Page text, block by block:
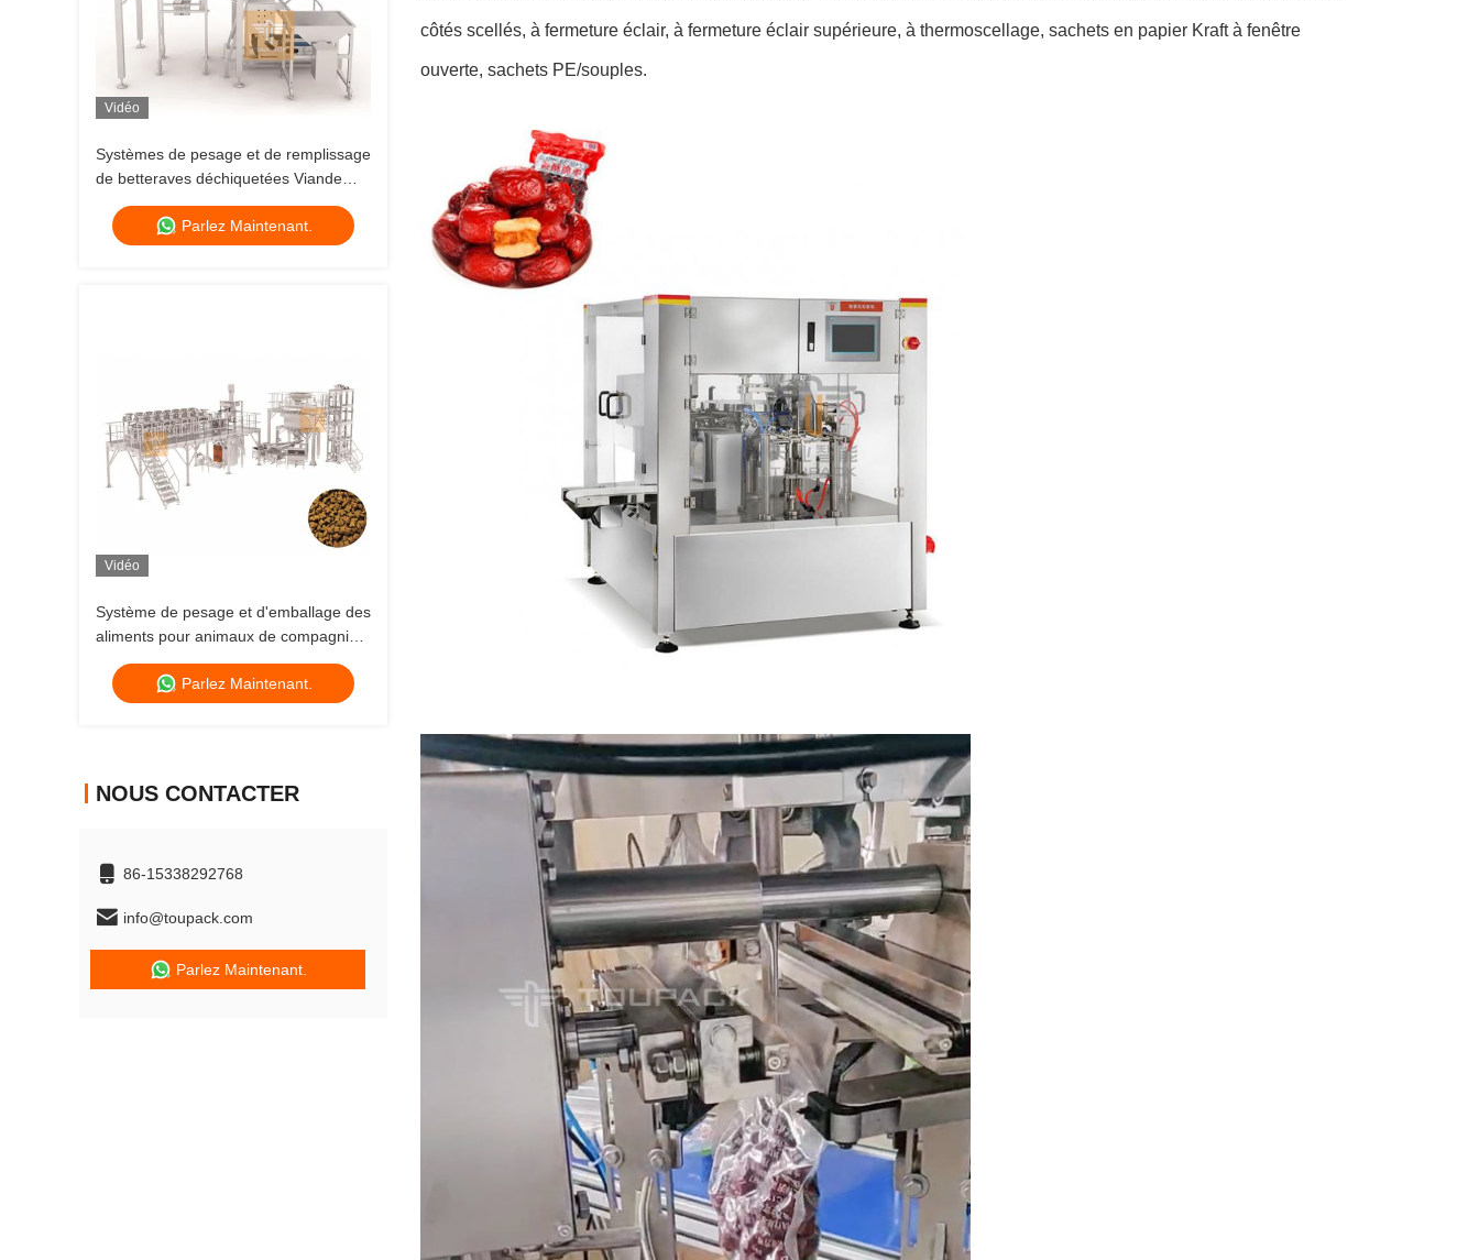
Vidéo
Systèmes de pesage et de remplissage
de betteraves déchiquetées Viande
fraîche 14 têtes
Parlez Maintenant.
Vidéo
Système de pesage et d'emballage des
aliments pour animaux de compagnie
avec poids variable
Parlez Maintenant.
NOUS CONTACTER
86-15338292768
info@toupack.com
Parlez Maintenant.
côtés scellés, à fermeture éclair, à fermeture éclair supérieure, à thermoscellage, sachets en papier Kraft à fenêtre
ouverte, sachets PE/souples.